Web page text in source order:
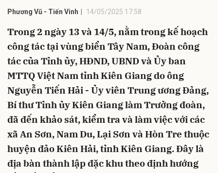
Phương Vũ - Tiến Vinh 14/05/2025 17:58
Trong 2 ngày 13 và 14/5, nằm trong kế hoạch
công tác tại vùng biển Tây Nam, Đoàn công
tác của Tỉnh ủy, HĐND, UBND và Ủy ban
MTTQ Việt Nam tỉnh Kiên Giang do ông
Nguyễn Tiến Hải - Ủy viên Trung ương Đảng,
Bí thư Tỉnh ủy Kiên Giang làm Trưởng đoàn,
đã đến khảo sát, kiểm tra và làm việc với các
xã An Sơn, Nam Du, Lại Sơn và Hòn Tre thuộc
huyện đảo Kiên Hải, tỉnh Kiên Giang. Đây là
địa bàn thành lập đặc khu theo định hướng